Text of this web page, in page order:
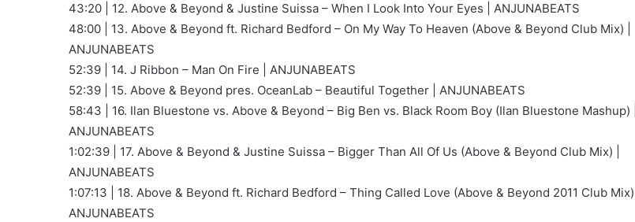
43:20 | 12. Above & Beyond & Justine Suissa – When I Look Into Your Eyes | ANJUNABEATS
48:00 | 13. Above & Beyond ft. Richard Bedford – On My Way To Heaven (Above & Beyond Club Mix) |
ANJUNABEATS
52:39 | 14. J Ribbon – Man On Fire | ANJUNABEATS
52:39 | 15. Above & Beyond pres. OceanLab – Beautiful Together | ANJUNABEATS
58:43 | 16. Ilan Bluestone vs. Above & Beyond – Big Ben vs. Black Room Boy (Ilan Bluestone Mashup) |
ANJUNABEATS
1:02:39 | 17. Above & Beyond & Justine Suissa – Bigger Than All Of Us (Above & Beyond Club Mix) |
ANJUNABEATS
1:07:13 | 18. Above & Beyond ft. Richard Bedford – Thing Called Love (Above & Beyond 2011 Club Mix) |
ANJUNABEATS